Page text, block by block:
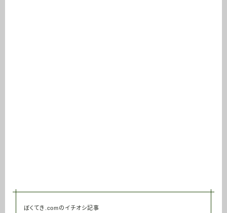
ぼくてき.comのイチオシ記事